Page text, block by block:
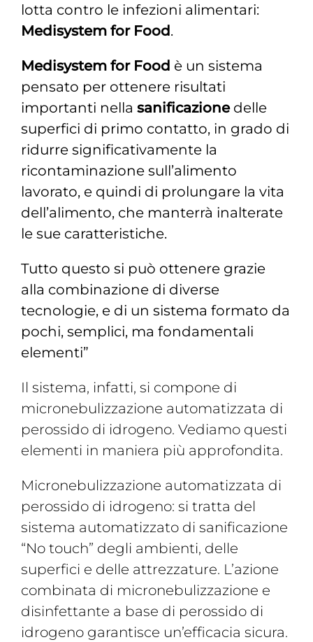
lotta contro le infezioni alimentari:
Medisystem for Food.
Medisystem for Food è un sistema
pensato per ottenere risultati
importanti nella sanificazionedelle
superfici di primo contatto, in grado di
ridurre significativamente la
ricontaminazione sull’alimento
lavorato, e quindi di prolungare la vita
dell’alimento, che manterrà inalterate
le sue caratteristiche.
Tutto questo si può ottenere grazie
alla combinazione di diverse
tecnologie, e di un sistema formato da
pochi, semplici, ma fondamentali
elementi”
Il sistema, infatti, si compone di
micronebulizzazione automatizzata di
perossido di idrogeno. Vediamo questi
elementi in maniera più approfondita.
Micronebulizzazione automatizzata di
perossido di idrogeno: si tratta del
sistema automatizzato di sanificazione
“No touch” degli ambienti, delle
superfici e delle attrezzature. L’azione
combinata di micronebulizzazione e
disinfettante a base di perossido di
idrogeno garantisce un’efficacia sicura.